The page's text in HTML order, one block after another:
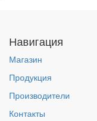
Навигация
Магазин
Продукция
Производители
Контакты